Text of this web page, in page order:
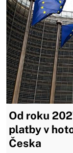
Od roku
platby v
Česka